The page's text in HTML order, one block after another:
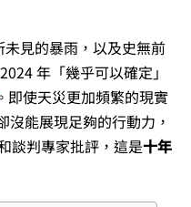
見的暴雨，以及史無前
年「幾乎可以確定」
即使天災更加頻繁的現實
沒能展現足夠的行動力，
談判專家批評，這是十年